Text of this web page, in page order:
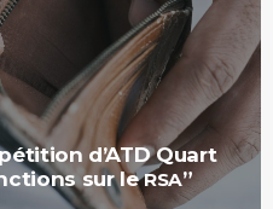
d’ATD Quart
sur leRSA”